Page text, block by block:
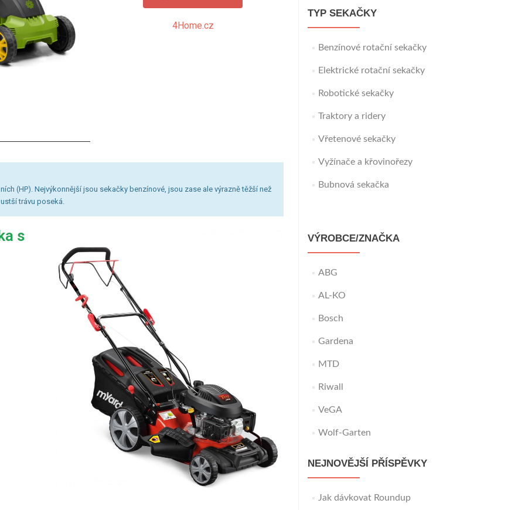
4Home.cz
(HP). Nejvýkonnější jsou sekačky benzínové, jsou zase ale výrazně těžší než
trávu poseká.
s
TYP SEKAČKY
Benzínové rotační sekačky
Elektrické rotační sekačky
Robotické sekačky
Traktory a ridery
Vřetenové sekačky
Vyžínače a křovinořezy
Bubnová sekačka
VÝROBCE/ZNAČKA
ABG
AL-KO
Bosch
Gardena
MTD
Riwall
VeGA
Wolf-Garten
NEJNOVĚJŠÍ PŘÍSPĚVKY
Jak dávkovat Roundup